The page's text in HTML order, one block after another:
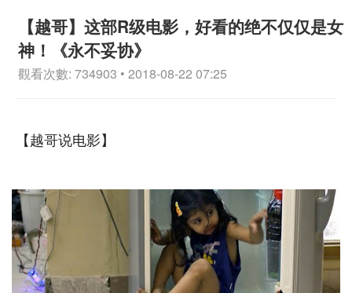
【越哥】这部R级电影，好看的绝不仅仅是女
神！《永不妥协》
觀看次數: 734903 • 2018-08-22 07:25
【越哥说电影】